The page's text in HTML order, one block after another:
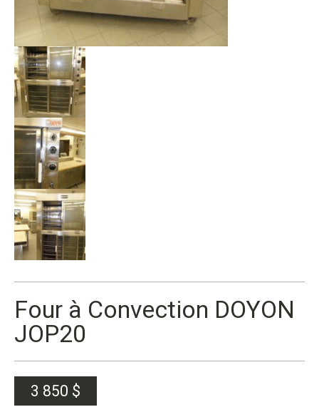
Four à Convection DOYON
JOP20
3 850 $